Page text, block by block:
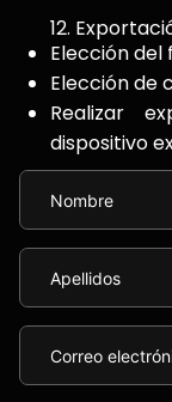
12.
Elección
Elección de
Realizar
dispositivo